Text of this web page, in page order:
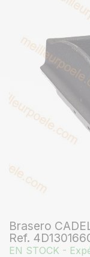
Brasero
Ref.
EN STOCK -